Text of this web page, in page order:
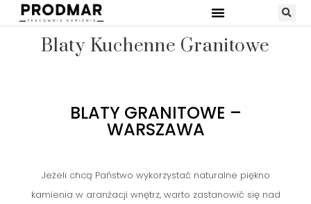
Blaty Kuchenne Granitowe
BLATY GRANITOWE –
WARSZAWA
Jeżeli chcą Państwo wykorzystać naturalne piękno
kamienia w aranżacji wnętrz, warto zastanowić się nad